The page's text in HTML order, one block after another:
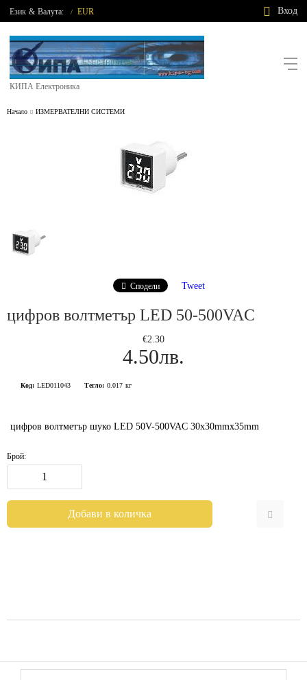
Език & Валута: / EUR Вход
КИПА Електроника
Начало ИЗМЕРВАТЕЛНИ СИСТЕМИ
Сподели Tweet
цифров волтметър LED 50-500VAC
€2.30
4.50лв.
Код: LED011043 Тегло: 0.017 кг
цифров волтметър шуко LED 50V-500VAC 30x30mmx35mm
Брой: